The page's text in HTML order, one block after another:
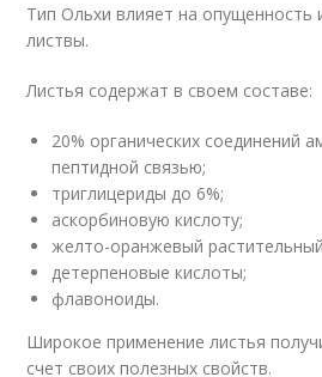
Тип Ольхи влияет на опущенность
листвы.
Листья содержат в своем составе:
20% органических соединений
пептидной связью;
триглицериды до 6%;
аскорбиновую кислоту;
желто-оранжевый
детерпеновые кислоты;
флавоноиды.
Широкое применение листья
счет своих полезных свойств.